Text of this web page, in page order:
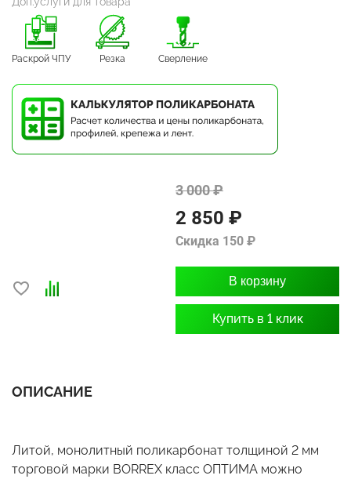
Раскрой ЧПУ Резка Сверление
3 000 ₽
2 850 ₽
Скидка 150 ₽
В корзину
Купить в 1 клик
ОПИСАНИЕ
Литой, монолитный поликарбонат толщиной 2 мм
торговой марки BORREX класс ОПТИМА можно